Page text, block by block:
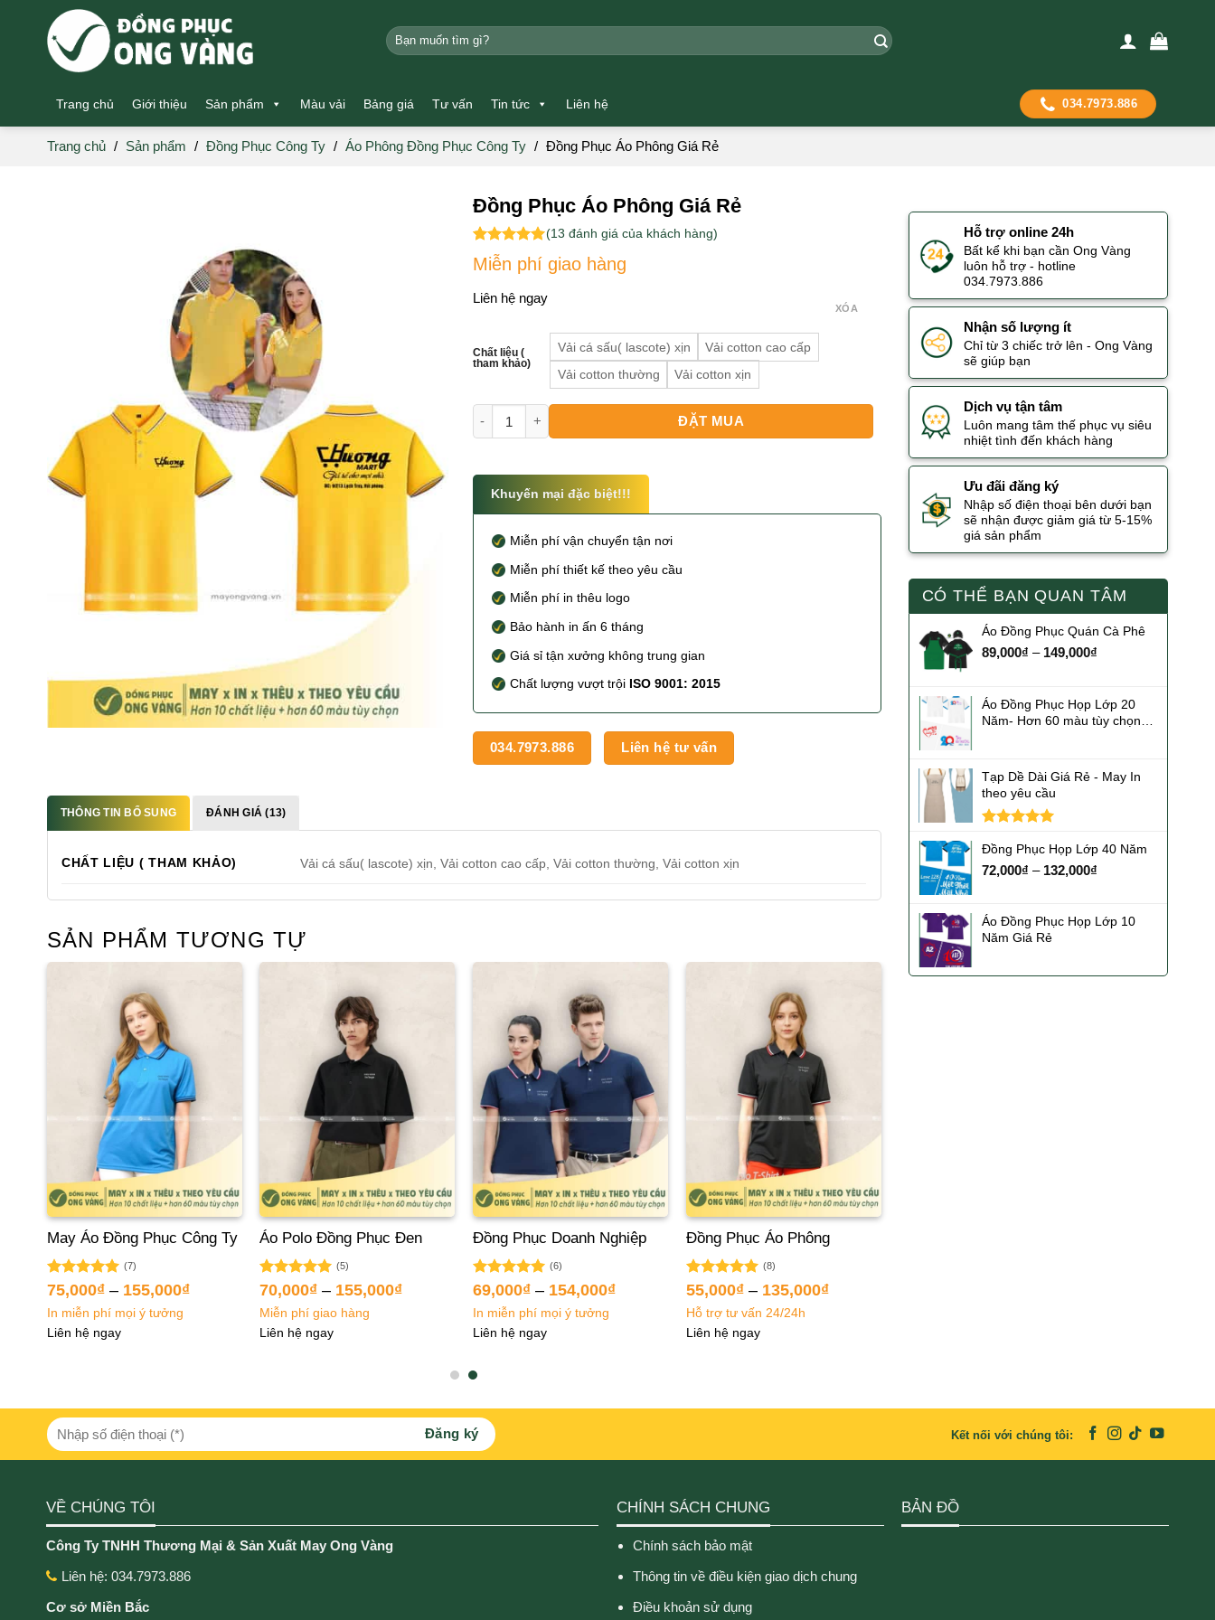
Tìm
kiếm:
Trang chủ Giới thiệu Sản phẩm Màu vải Bảng giá Tư vấn Tin tức Liên hệ 034.7973.886
Trang chủ / Sản phẩm / Đồng Phục Công Ty / Áo Phông Đồng Phục Công Ty / Đồng Phục Áo Phông Giá Rẻ
Đồng Phục Áo Phông Giá Rẻ
5.00trên 5
dựa trên
13
(13 đánh giá của khách hàng)
Miễn phí giao hàng
Liên hệ ngay
Chất liệu (
tham khảo)
Vải cá sấu( lascote) xịn
Vải cotton cao cấp
Vải cotton thường
Vải cotton xịn
XÓA
Đồng Phục Áo Phông Giá Rẻ số lượng
ĐẶT MUA
Khuyến mại đặc biệt!!!
Miễn phí vận chuyển tận nơi
Miễn phí thiết kế theo yêu cầu
Miễn phí in thêu logo
Bảo hành in ấn 6 tháng
Giá sỉ tận xưởng không trung gian
Chất lượng vượt trội ISO 9001: 2015
034.7973.886 Liên hệ tư vấn
THÔNG TIN BỔ SUNG ĐÁNH GIÁ (13)
CHẤT LIỆU ( THAM KHẢO) Vải cá sấu( lascote) xịn, Vải cotton cao cấp, Vải cotton thường, Vải cotton xịn
SẢN PHẨM TƯƠNG TỰ
Đồng Phục Áo Phông
Được xếp
hạng
5 sao
(8)
55,000₫– 135,000₫
Hỗ trợ tư vấn 24/24h
Liên hệ ngay
Đồng Phục Doanh Nghiệp
Được xếp
hạng
5 sao
(6)
69,000₫ – 154,000₫
In miễn phí mọi ý tưởng
Liên hệ ngay
Áo Polo Đồng Phục Đen
Được xếp
hạng
5 sao
(5)
70,000₫ – 155,000₫
Miễn phí giao hàng
Liên hệ ngay
May Áo Đồng Phục Công Ty
Được xếp
hạng
5 sao
(7)
75,000₫– 155,000₫
In miễn phí mọi ý tưởng
Liên hệ ngay
Hỗ trợ online 24h
Bất kể khi bạn cần Ong Vàng
luôn hỗ trợ - hotline
034.7973.886
Nhận số lượng ít
Chỉ từ 3 chiếc trở lên - Ong Vàng
sẽ giúp bạn
Dịch vụ tận tâm
Luôn mang tâm thế phục vụ siêu
nhiệt tình đến khách hàng
Ưu đãi đăng ký
Nhập số điện thoại bên dưới bạn
sẽ nhận được giảm giá từ 5-15%
giá sản phẩm
CÓ THỂ BẠN QUAN TÂM
Áo Đồng Phục Quán Cà Phê
89,000₫ – 149,000₫
Áo Đồng Phục Họp Lớp 20
Năm- Hơn 60 màu tùy chọn
Tạp Dề Dài Giá Rẻ - May In
theo yêu cầu
hạng 5.00
5 sao
Đồng Phục Họp Lớp 40 Năm
72,000₫ – 132,000₫
Áo Đồng Phục Họp Lớp 10
Năm Giá Rẻ
Kết nối với chúng tôi:
VỀ CHÚNG TÔI
Công Ty TNHH Thương Mại & Sản Xuất May Ong Vàng
Liên hệ: 034.7973.886
Cơ sở Miền Bắc
CHÍNH SÁCH CHUNG
Chính sách bảo mật
Thông tin về điều kiện giao dịch chung
Điều khoản sử dụng
BẢN ĐỒ